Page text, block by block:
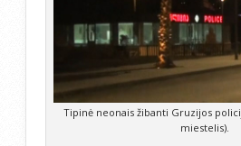
Tipinė neonais žibanti Gruzijos
miestelis).